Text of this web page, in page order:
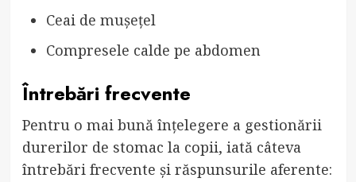
Ceai de mușețel
Compresele calde pe abdomen
Întrebări frecvente
Pentru o mai bună înțelegere a gestionării
durerilor de stomac la copii, iată câteva
întrebări frecvente și răspunsurile aferente: